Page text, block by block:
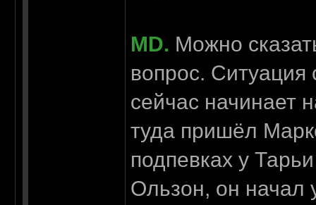
MD. Можно
вопрос.
сейчас начинает
туда пришёл
подпевках у
Ользон, он начал